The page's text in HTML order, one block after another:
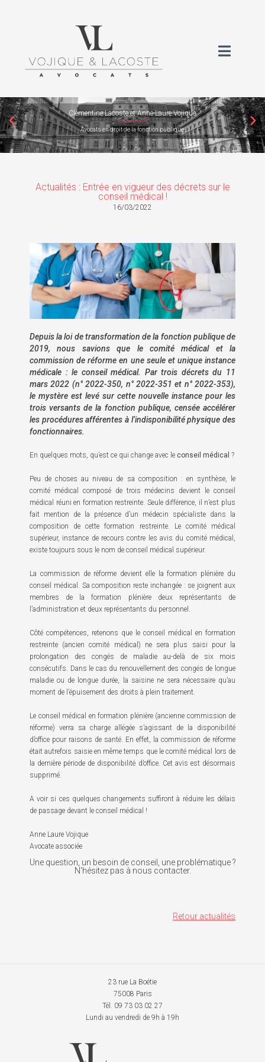
Clémentine Lacoste et Anne-Laure Vojique
Avocats en droit de la fonction publique
Actualités : Entrée en vigueur des décrets sur le
conseil médical !
16/03/2022
Depuis la loi de transformation de la fonction publique de
2019, nous savions que le comité médical et la
commission de réforme en une seule et unique instance
médicale : le conseil médical. Par trois décrets du 11
mars 2022 (n° 2022-350, n° 2022-351 et n° 2022-353),
le mystère est levé sur cette nouvelle instance pour les
trois versants de la fonction publique, censée accélérer
les procédures afférentes à l’indisponibilité physique des
fonctionnaires.
En quelques mots, qu’est ce qui change avec le conseil médical ?
Peu de choses au niveau de sa composition : en synthèse, le
comité médical composé de trois médecins devient le conseil
médical réuni en formation restreinte. Seule différence, il n’est plus
fait mention de la présence d’un médecin spécialiste dans la
composition de cette formation restreinte. Le comité médical
supérieur, instance de recours contre les avis du comité médical,
existe toujours sous le nom de conseil médical supérieur.
La commission de réforme devient elle la formation plénière du
conseil médical. Sa composition reste inchangée : se joignent aux
membres de la formation plénière deux représentants de
l’administration et deux représentants du personnel.
Côté compétences, retenons que le conseil médical en formation
restreinte (ancien comité médical) ne sera plus saisi pour la
prolongation des congés de maladie au-delà de six mois
consécutifs. Dans le cas du renouvellement des congés de longue
maladie ou de longue durée, la saisine ne sera nécessaire qu’au
moment de l’épuisement des droits à plein traitement.
Le conseil médical en formation plénière (ancienne commission de
réforme) verra sa charge allégée s’agissant de la disponibilité
d’office pour raisons de santé. En effet, la commission de réforme
était autrefois saisie en même temps que le comité médical lors de
la dernière période de disponibilité d’office. Cet avis est désormais
supprimé.
A voir si ces quelques changements suffiront à réduire les délais
de passage devant le conseil médical !
Anne Laure Vojique
Avocate associée
Une question, un besoin de conseil, une problématique ?
N'hésitez pas à nous contacter.
Retour actualités
23 rue La Boétie
75008 Paris
Tél. 09 73 03 02 27
Lundi au vendredi de 9h à 19h